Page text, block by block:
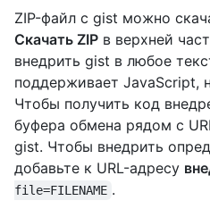
ZIP-файл с gist можно
Скачать ZIP в верхней
внедрить gist в любое
поддерживает JavaScript,
Чтобы получить код
буфера обмена рядом с
gist. Чтобы внедрить
добавьте к URL-адресу
file=FILENAME .